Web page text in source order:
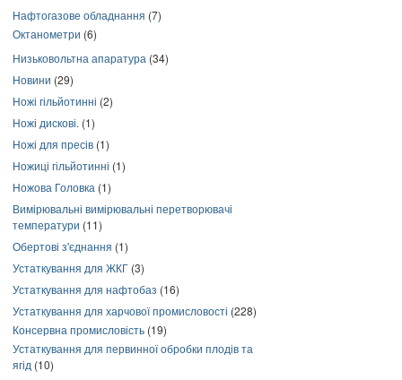
Нафтогазове обладнання (7)
Октанометри (6)
Низьковольтна апаратура (34)
Новини (29)
Ножі гільйотинні (2)
Ножі дискові. (1)
Ножі для пресів (1)
Ножиці гільйотинні (1)
Ножова Головка (1)
Вимірювальні вимірювальні перетворювачі
температури (11)
Обертові з'єднання (1)
Устаткування для ЖКГ (3)
Устаткування для нафтобаз (16)
Устаткування для харчової промисловості (228)
Консервна промисловість (19)
Устаткування для первинної обробки плодів та
ягід (10)